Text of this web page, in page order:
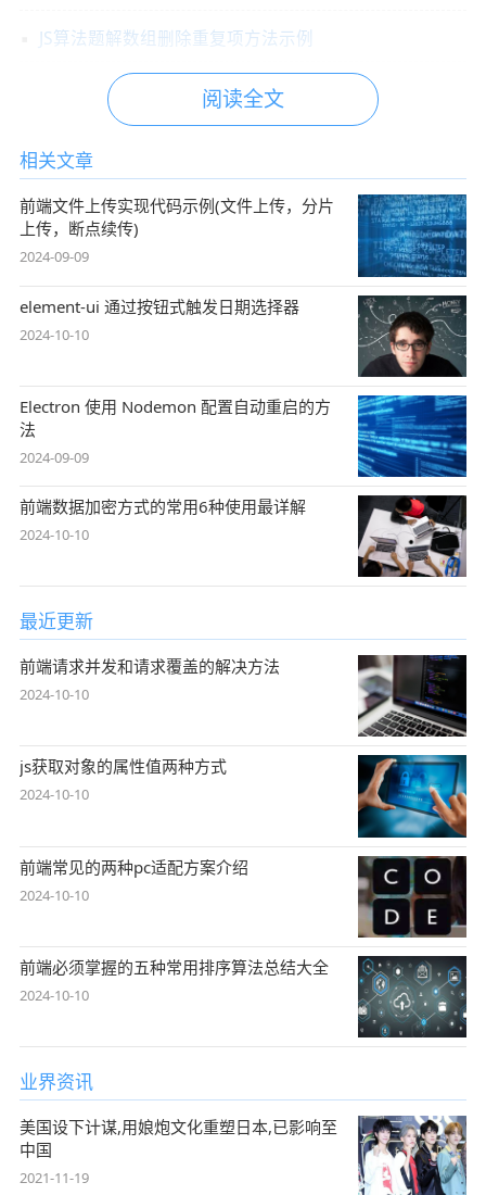
JS算法题解数组删除重复项方法示例
阅读全文
相关文章
前端文件上传实现代码示例(文件上传，分片
上传，断点续传)
2024-09-09
element-ui 通过按钮式触发日期选择器
2024-10-10
Electron 使用 Nodemon 配置自动重启的方
法
2024-09-09
前端数据加密方式的常用6种使用最详解
2024-10-10
最近更新
前端请求并发和请求覆盖的解决方法
2024-10-10
js获取对象的属性值两种方式
2024-10-10
前端常见的两种pc适配方案介绍
2024-10-10
前端必须掌握的五种常用排序算法总结大全
2024-10-10
业界资讯
美国设下计谋,用娘炮文化重塑日本,已影响至
中国
2021-11-19